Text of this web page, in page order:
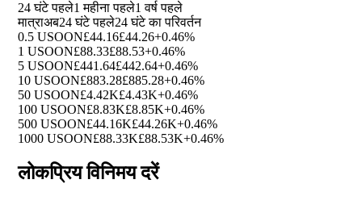
24 घंटे पहले1 महीना पहले1 वर्ष पहले
मात्राअब24 घंटे पहले24 घंटे का परिवर्तन
0.5 USOON£44.16£44.26+0.46%
1 USOON£88.33£88.53+0.46%
5 USOON£441.64£442.64+0.46%
10 USOON£883.28£885.28+0.46%
50 USOON£4.42K£4.43K+0.46%
100 USOON£8.83K£8.85K+0.46%
500 USOON£44.16K£44.26K+0.46%
1000 USOON£88.33K£88.53K+0.46%
लोकप्रिय विनिमय दरें